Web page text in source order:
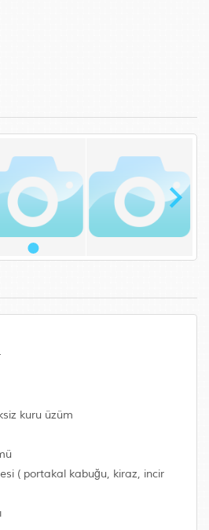
kuru üzüm
( portakal kabuğu, kiraz, incir